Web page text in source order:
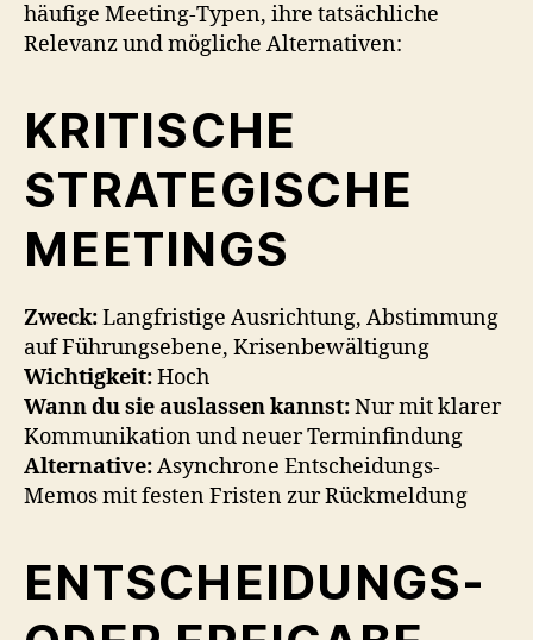
häufige Meeting-Typen, ihre tatsächliche
Relevanz und mögliche Alternativen:
KRITISCHE
STRATEGISCHE
MEETINGS
Zweck:Langfristige Ausrichtung, Abstimmung
auf Führungsebene, Krisenbewältigung
Wichtigkeit:Hoch
Wann du sie auslassen kannst:Nur mit klarer
Kommunikation und neuer Terminfindung
Alternative:Asynchrone Entscheidungs-
Memos mit festen Fristen zur Rückmeldung
ENTSCHEIDUNGS-